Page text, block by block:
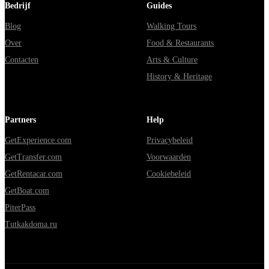
Bedrijf
Blog
Over
Contacten
Guides
Walking Tours
Food & Restaurants
Arts & Culture
History & Heritage
Partners
GetExperience.com
GetTransfer.com
GetRentacar.com
GetBoat.com
PiterPass
Tutkakdoma.ru
Help
Privacybeleid
Voorwaarden
Cookiebeleid